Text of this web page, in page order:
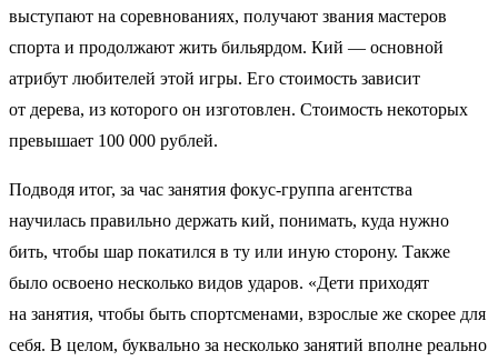
выступают на соревнованиях, получают звания мастеров
спорта и продолжают жить бильярдом. Кий — основной
атрибут любителей этой игры. Его стоимость зависит
от дерева, из которого он изготовлен. Стоимость некоторых
превышает 100 000 рублей.
Подводя итог, за час занятия фокус-группа агентства
научилась правильно держать кий, понимать, куда нужно
бить, чтобы шар покатился в ту или иную сторону. Также
было освоено несколько видов ударов. «Дети приходят
на занятия, чтобы быть спортсменами, взрослые же скорее для
себя. В целом, буквально за несколько занятий вполне реально